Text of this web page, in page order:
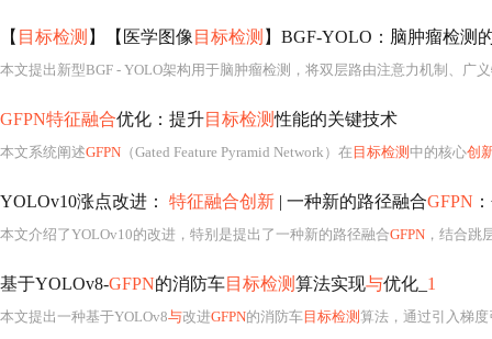
【 目标检测 】【医学图像 目标检测 】BGF-YOLO：脑肿瘤检测
GFPN特征融合优化：提升目标检测性能的关键技术
本文系统阐述GFPN （Gated Feature Pyramid Network）在 目标检测 中的核心创
YOLOv10涨点改进： 特征融合创新 | 一种新的路径融合GFPN
本文介绍了YOLOv10的改进，特别是提出了一种新的路径融合GFPN ，结合跳
基于YOLOv8-GFPN的消防车目标检测算法实现与优化_ 1
本文提出一种基于YOLOv8与改进GFPN的消防车目标检测 算法，通过引入梯